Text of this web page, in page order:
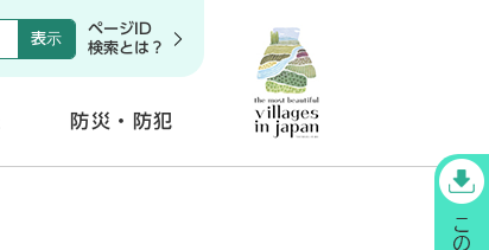
ページID
検索とは？
防災・防犯